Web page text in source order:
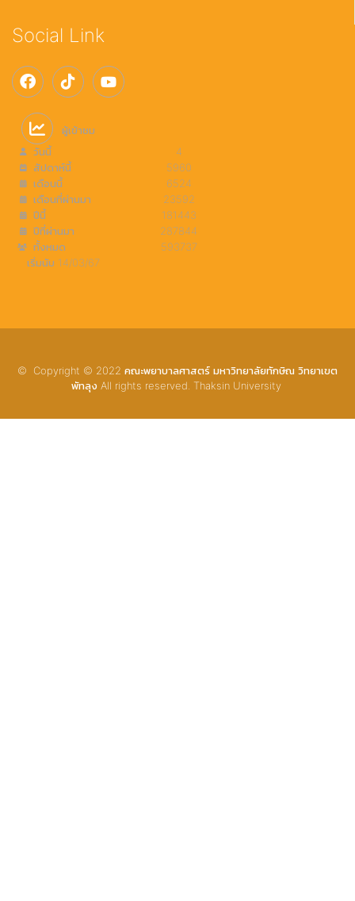
Social Link
ผู้เข้าชม
วันนี้
4
สัปดาห์นี้
5960
เดือนนี้
6524
เดือนที่ผ่านมา
23592
ปีนี้
181443
ปีที่ผ่านมา
287844
ทั้งหมด
593737
เริ่มนับ 14/03/67
© Copyright © 2022 คณะพยาบาลศาสตร์ มหาวิทยาลัยทักษิณ วิทยาเขต
พัทลุง All rights reserved. Thaksin University